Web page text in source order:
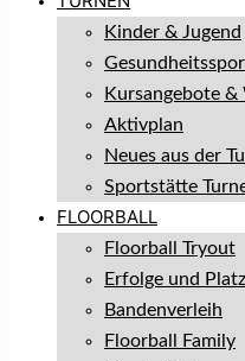
Kinder & Jugend
Kursangebote &
Aktivplan
Neues aus der
Sportstätte
FLOORBALL
Floorball Tryout
Erfolge und
Bandenverleih
Floorball Family